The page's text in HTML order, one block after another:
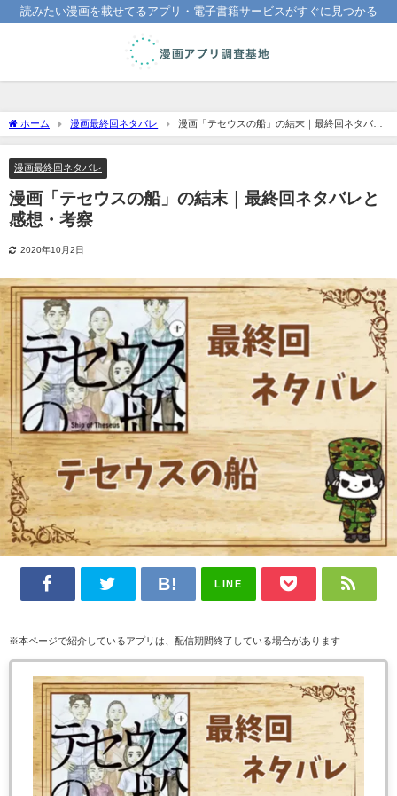
読みたい漫画を載せてるアプリ・電子書籍サービスがすぐに見つかる
ホーム 漫画最終回ネタバレ
漫画「テセウスの船」の結末｜最終回ネタバレ
と感想・考察
漫画最終回ネタバレ
漫画「テセウスの船」の結末｜最終回ネタバレと
感想・考察
2020年10月2日
LINE
※本ページで紹介しているアプリは、配信期間終了している場合があります